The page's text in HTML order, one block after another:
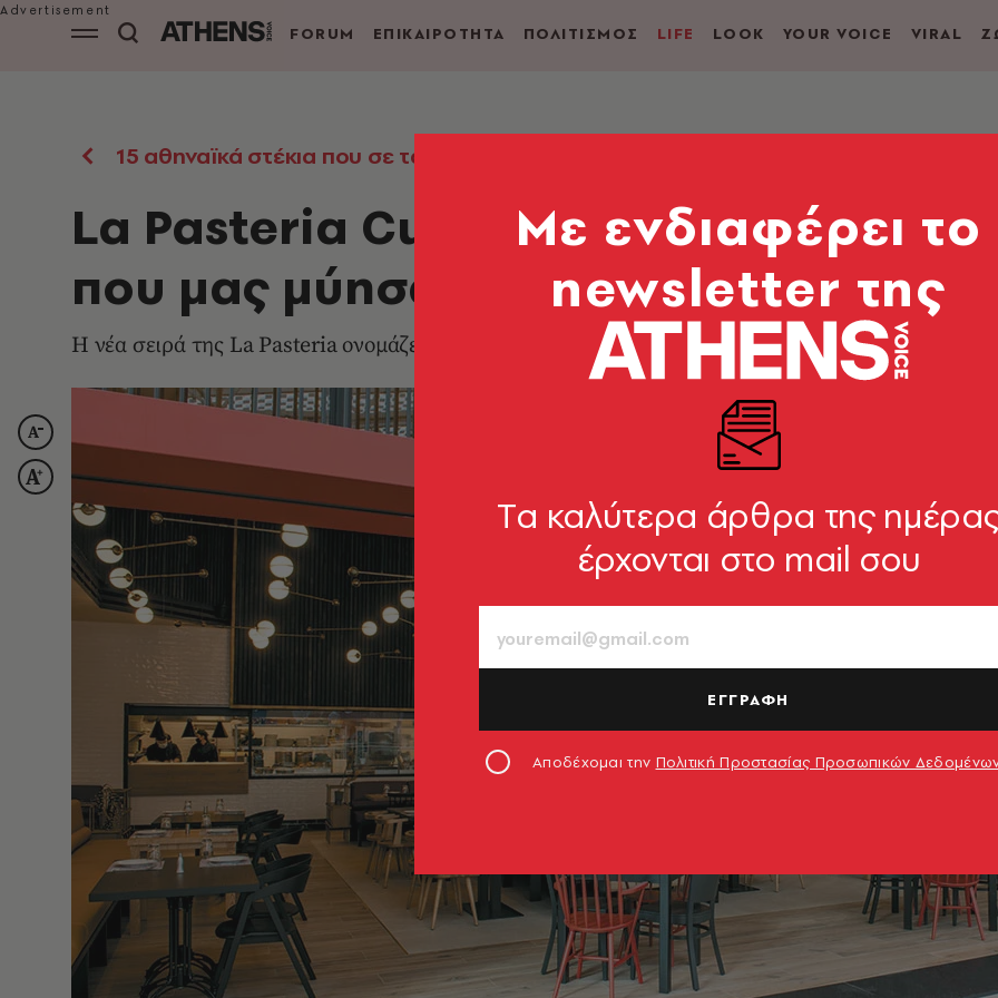
FORUM ΕΠΙΚΑΙΡΟΤΗΤΑ ΠΟΛΙΤΙΣΜΟΣ LIFE LOOK YOUR VOICE VIRAL
15 αθηναϊκά στέκια που σε ταξιδεύουν σε όλο τον κόσμο
La Pasteria Cucina Italiana: Τα
που μας μύησαν στην ιταλική κουζίνα
Η νέα σειρά της La Pasteria ονομάζεται Giro d’ Italia και μας κάνει μία βόλτα σε όλη την Ιταλία
Mε ενδιαφέρει το
newsletter της
Tα καλύτερα άρθρα της
έρχονται στο mail σου
ΕΓΓΡΑΦΗ
Αποδέχομαι την Πολιτική Προστασίας Προσωπικών